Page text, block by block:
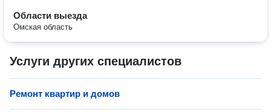
Области выезда
Омская область
Услуги других специалистов
Ремонт квартир и домов